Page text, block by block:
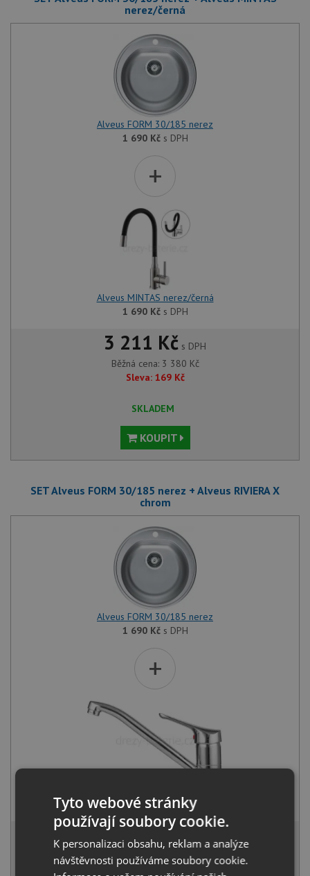
nerez/černá
Alveus FORM 30/185 nerez
1 690 Kčs DPH
+
Alveus MINTAS nerez/černá
1 690 Kčs DPH
3 211 Kč s DPH
Běžná cena: 3 380 Kč
Sleva: 169 Kč
SKLADEM
KOUPIT
SET Alveus FORM 30/185 nerez + Alveus RIVIERA X
chrom
Alveus FORM 30/185 nerez
1 690 Kčs DPH
+
1 030 Kčs DPH
2 584 Kč s DPH
Běžná cena:2 720 Kč
Tyto webové stránky
používají soubory cookie.
K personalizaci obsahu, reklam a analýze
návštěvnosti používáme soubory cookie.